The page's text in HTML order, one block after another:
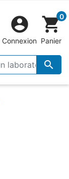


Connexion
shopping_cart0
Panier